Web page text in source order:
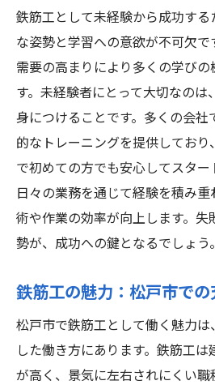
鉄筋工として未経験から成功す
な姿勢と学習への意欲が不可欠
需要の高まりにより多くの学び
す。未経験者にとって大切なのは
身につけることです。多くの会
的なトレーニングを提供してお
で初めての方でも安心してスター
日々の業務を通じて経験を積み
術や作業の効率が向上します。
勢が、成功への鍵となるでしょう。
鉄筋工の魅力：松戸市で
松戸市で鉄筋工として働く魅力
した働き方にあります。鉄筋工
が高く、景気に左右されにくい